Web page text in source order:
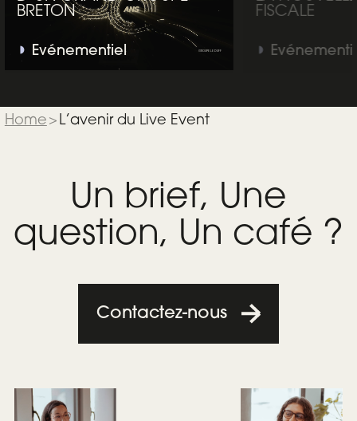
BRETON
Evénementiel GROUPE LE DUFF
FISCALE
Home > L’avenir du Live Event
Un brief, Une
question, Un café ?
Contactez-nous